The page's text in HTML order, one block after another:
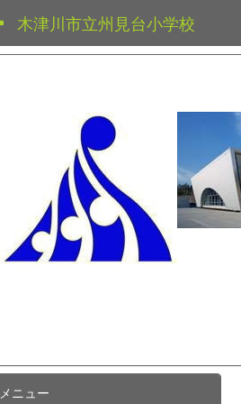
木津川市立州見台小学校
メニュー